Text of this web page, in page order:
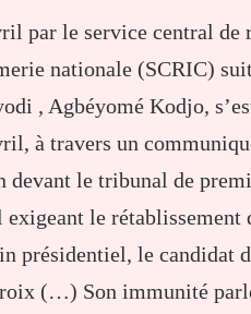
par le service central de
nationale (SCRIC)
, Agbéyomé Kodjo,
à travers un
devant le tribunal de
le rétablissement
présidentiel, le candidat
(…) Son immunité